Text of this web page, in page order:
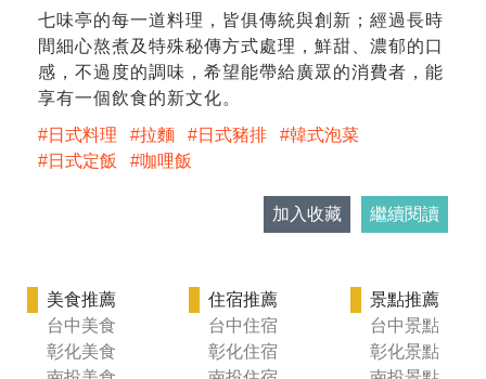
七味亭的每一道料理，皆俱傳統與創新；經過長時
間細心熬煮及特殊秘傳方式處理，鮮甜、濃郁的口
感，不過度的調味，希望能帶給廣眾的消費者，能
享有一個飲食的新文化。
日式料理
拉麵 日式豬排
韓式泡菜
日式定飯
咖哩飯
加入收藏 繼續閱讀
美食推薦
台中美食
彰化美食
住宿推薦
台中住宿
彰化住宿
景點推薦
台中景點
彰化景點